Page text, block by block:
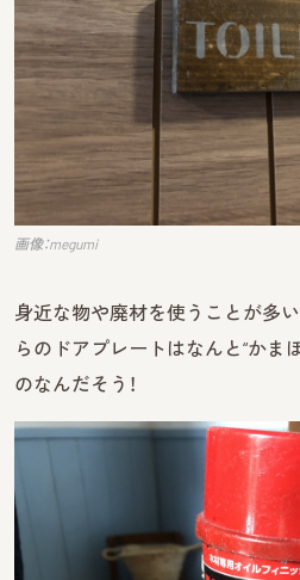
画像：megumi
身近な物や廃材を使うことが多
らのドアプレートはなんと“かま
のなんだそう！